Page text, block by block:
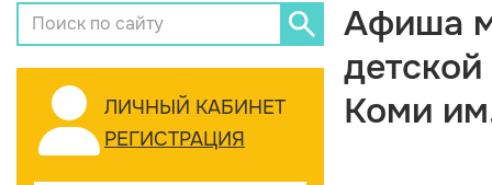
ЛИЧНЫЙ КАБИНЕТ
РЕГИСТРАЦИЯ
Афиша
Коми